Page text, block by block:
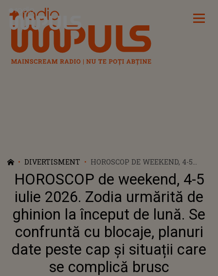
Radio Impuls
DIVERTISMENT
HOROSCOP DE WEEKEND, 4-5
IULIE 2026. ZODIA URMĂRITĂ DE
GHINION LA ÎNCEPUT DE LUNĂ.
SE CONFRUNTĂ CU BLOCAJE,
PLANURI DATE PESTE CAP ȘI
SITUAȚII CARE SE COMPLICĂ
BRUSC
HOROSCOP de weekend, 4-5
iulie 2026. Zodia urmărită de
ghinion la început de lună. Se
confruntă cu blocaje, planuri
date peste cap și situații care
se complică brusc